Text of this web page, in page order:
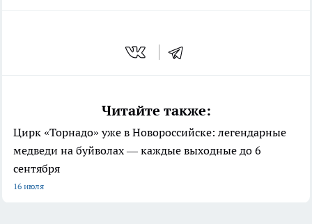
Читайте также:
Цирк «Торнадо» уже в Новороссийске: легендарные
медведи на буйволах — каждые выходные до 6
сентября
16 июля